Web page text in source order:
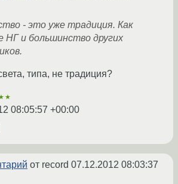
- это уже традиция. Как
и большинство других
типа, не традиция?
08:05:57 +00:00
от record 07.12.2012 08:03:37